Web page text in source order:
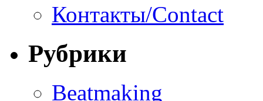
Контакты/Contact
Рубрики
Beatmaking